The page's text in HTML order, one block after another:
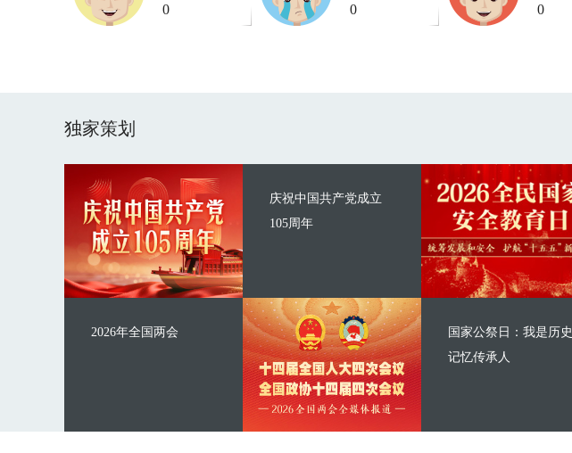
0 0 0
独家策划
庆祝中国共产党成立
105周年
2026年全国两会
国家公祭日：我是历史
记忆传承人